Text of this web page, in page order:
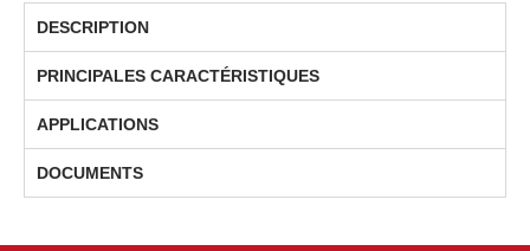
DESCRIPTION
PRINCIPALES CARACTÉRISTIQUES
APPLICATIONS
DOCUMENTS